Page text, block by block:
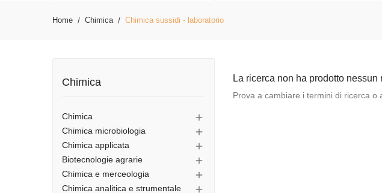
Home Chimica Chimica sussidi - laboratorio
Chimica
Chimica 
Chimica microbiologia 
Chimica applicata 
Biotecnologie agrarie 
Chimica e merceologia 
Chimica analitica e strumentale 
La ricerca non ha prodotto nessun
Prova a cambiare i termini di ricerca o